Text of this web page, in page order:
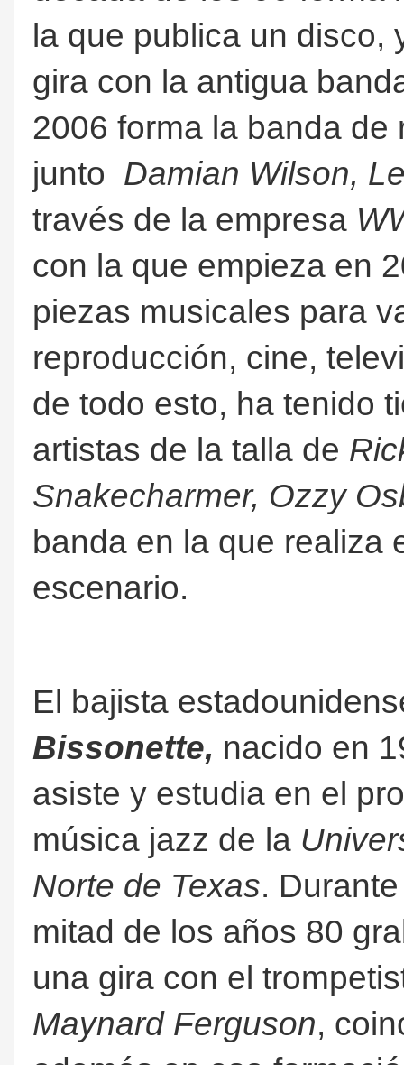
la que publica un
gira con la antigua
2006 forma la banda
junto Damian Wilson,
través de la empresa
con la que empieza en
piezas musicales para
reproducción, cine,
de todo esto, ha tenido
artistas de la talla de
Snakecharmer, Ozzy
banda en la que realiza
escenario.
El bajista
Bissonette, nacido en
asiste y estudia en el
música jazz de la
Norte de Texas.
mitad de los años 80
una gira con el
Maynard Ferguson,